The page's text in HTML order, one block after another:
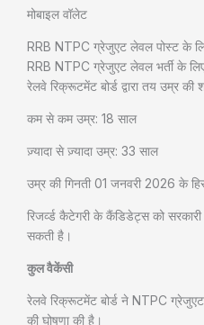
मोबाइल वॉलेट
RRB NTPC ग्रेजुएट लेवल पोस्ट के
RRB NTPC ग्रेजुएट लेवल भर्ती के
रेलवे रिक्रूटमेंट बोर्ड द्वारा तय उम्र की
कम से कम उम्र: 18 साल
ज़्यादा से ज़्यादा उम्र: 33 साल
उम्र की गिनती 01 जनवरी 2026 के
रिजर्व्ड कैटेगरी के कैंडिडेट्स को
सकती है।
कुल वैकेंसी
रेलवे रिक्रूटमेंट बोर्ड ने NTPC
की घोषणा की है।